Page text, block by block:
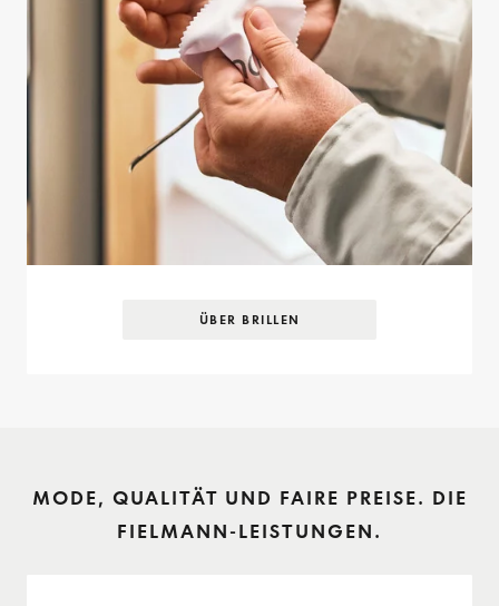
ÜBER BRILLEN
MODE, QUALITÄT UND FAIRE PREISE. DIE
FIELMANN-LEISTUNGEN.